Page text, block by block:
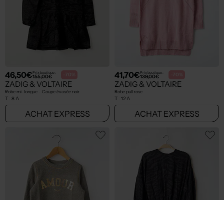
46,50€Prix boutique :
155,00€ -70%
ZADIG & VOLTAIRE
Robe mi-longue - Coupe évasée noir
T : 8 A
ACHAT EXPRESS
41,70€Prix boutique :
139,00€ -70%
ZADIG & VOLTAIRE
Robe pull rose
T : 12 A
ACHAT EXPRESS